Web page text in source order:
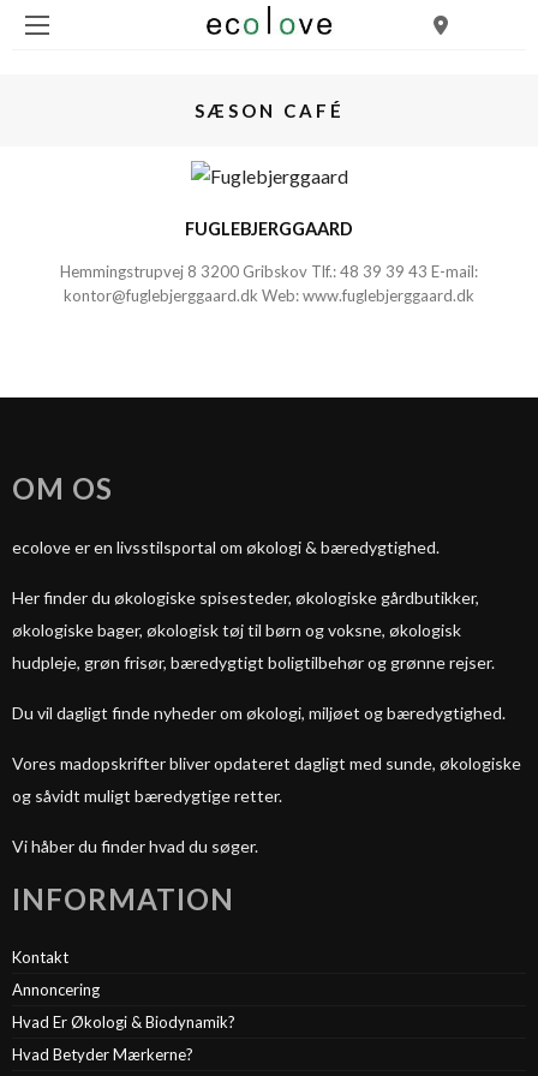
SÆSON CAFÉ
FUGLEBJERGGAARD
Hemmingstrupvej 8 3200 Gribskov Tlf.:48 39 39 43 E-mail:
kontor@fuglebjerggaard.dk Web:www.fuglebjerggaard.dk
OM OS
ecolove er en livsstilsportal om økologi & bæredygtighed.
Her finder du økologiske spisesteder, økologiske gårdbutikker,
økologiske bager, økologisk tøj til børn og voksne, økologisk
hudpleje, grøn frisør, bæredygtigt boligtilbehør og grønne rejser.
Du vil dagligt finde nyheder om økologi, miljøet og bæredygtighed.
Vores madopskrifter bliver opdateret dagligt med sunde, økologiske
og såvidt muligt bæredygtige retter.
Vi håber du finder hvad du søger.
INFORMATION
Kontakt
Annoncering
Hvad Er Økologi & Biodynamik?
Hvad Betyder Mærkerne?